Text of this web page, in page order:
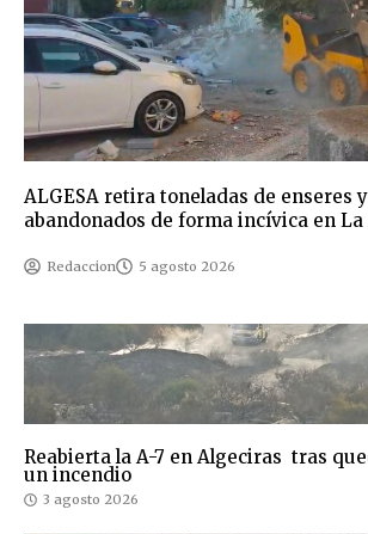
ALGESA retira toneladas de enseres
abandonados de forma incívica en
Redaccion 5 agosto 2026
Reabierta la A-7 en Algeciras tras
un incendio
3 agosto 2026